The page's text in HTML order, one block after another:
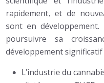
rapidement, et de
sont en
poursuivre sa
développement significatif
L’industrie du